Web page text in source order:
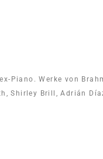
Piano. Werke von
Shirley Brill, Adrián